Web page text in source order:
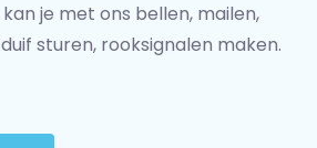
kan je met ons bellen, mailen,
sturen, rooksignalen maken.